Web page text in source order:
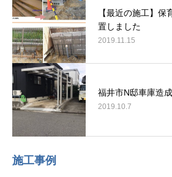
【最近の施工】保
置しました
2019.11.15
福井市N邸車庫造成
2019.10.7
施工事例